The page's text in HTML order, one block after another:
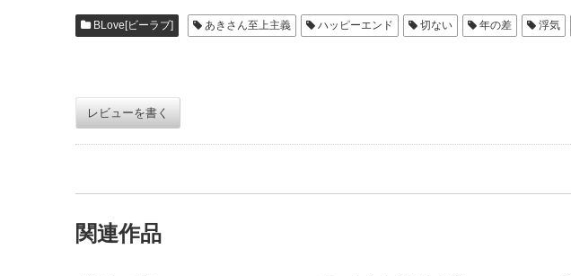
BLove[ビーラブ] あきさん至上主義 ハッピーエンド 切ない 年の差 浮気
レビューを書く
関連作品